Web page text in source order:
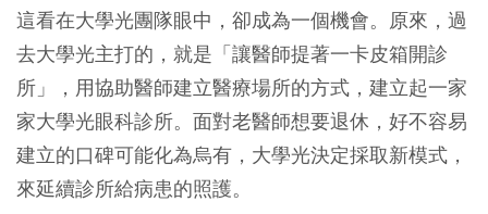
這看在大學光團隊眼中，卻成為一個機會。原來，過
去大學光主打的，就是「讓醫師提著一卡皮箱開診
所」，用協助醫師建立醫療場所的方式，建立起一家
家大學光眼科診所。面對老醫師想要退休，好不容易
建立的口碑可能化為烏有，大學光決定採取新模式，
來延續診所給病患的照護。